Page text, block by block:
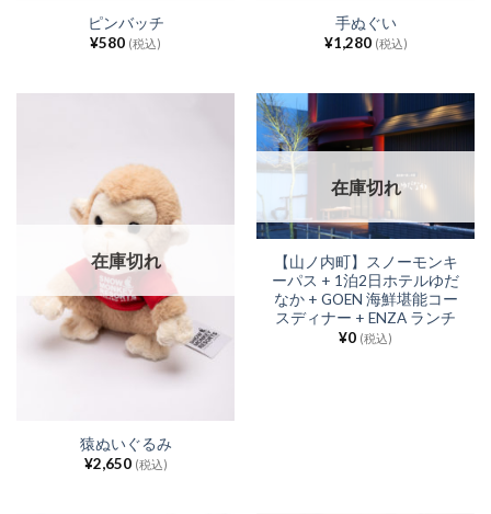
ピンバッチ
¥580 (税込)
手ぬぐい
¥1,280 (税込)
在庫切れ
猿ぬいぐるみ
¥2,650 (税込)
在庫切れ
【山ノ内町】スノーモンキ
ーパス + 1泊2日ホテルゆだ
なか + GOEN 海鮮堪能コー
スディナー + ENZA ランチ
¥0 (税込)